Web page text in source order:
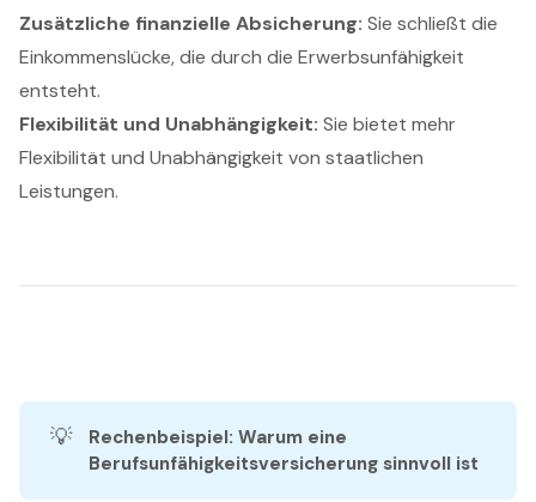
Zusätzliche finanzielle Absicherung: Sie schließt die
Einkommenslücke, die durch die Erwerbsunfähigkeit
entsteht.
Flexibilität und Unabhängigkeit: Sie bietet mehr
Flexibilität und Unabhängigkeit von staatlichen
Leistungen.
💡
Rechenbeispiel: Warum eine
Berufsunfähigkeitsversicherung sinnvoll ist